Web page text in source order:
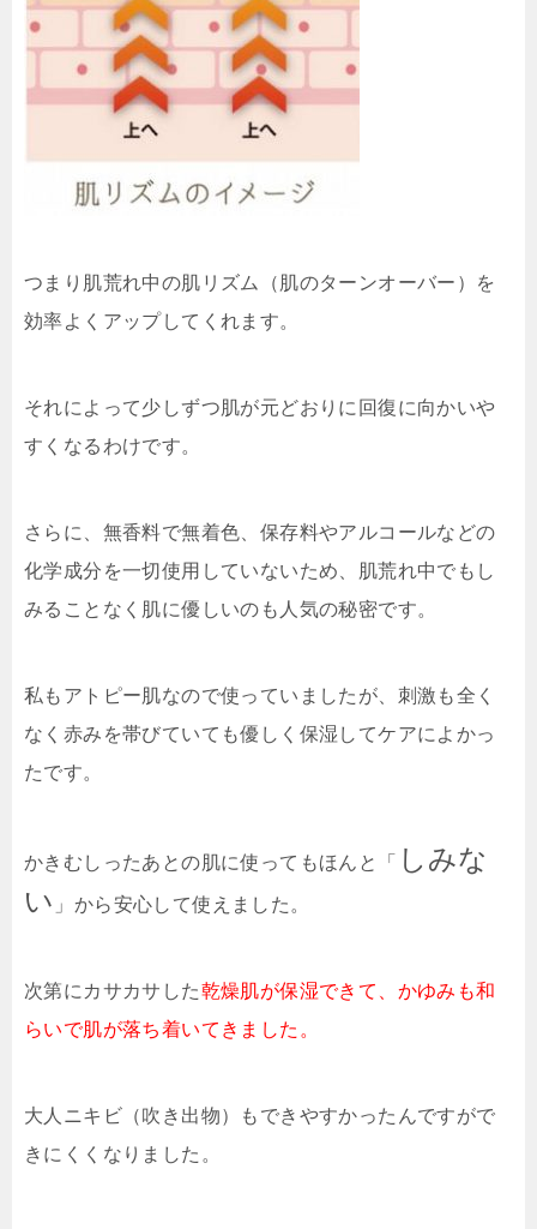
つまり肌荒れ中の肌リズム（肌のターンオーバー）を
効率よくアップしてくれます。
それによって少しずつ肌が元どおりに回復に向かいや
すくなるわけです。
さらに、無香料で無着色、保存料やアルコールなどの
化学成分を一切使用していないため、肌荒れ中でもし
みることなく肌に優しいのも人気の秘密です。
私もアトピー肌なので使っていましたが、刺激も全く
なく赤みを帯びていても優しく保湿してケアによかっ
たです。
かきむしったあとの肌に使ってもほんと「
しみな
い 」から安心して使えました。
次第にカサカサした乾燥肌が保湿できて、かゆみも和
らいで肌が落ち着いてきました。
大人ニキビ（吹き出物）もできやすかったんですがで
きにくくなりました。